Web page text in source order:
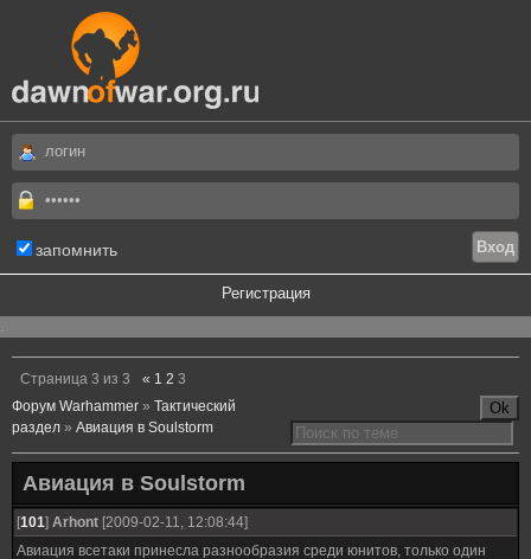
запомнить
Регистрация
.
Страница 3 из 3 « 1 2 3
Форум Warhammer » Тактический
раздел » Авиация в Soulstorm
Авиация в Soulstorm
[101] Arhont [2009-02-11, 12:08:44]
Авиация всетаки принесла разнообразия среди юнитов, только один